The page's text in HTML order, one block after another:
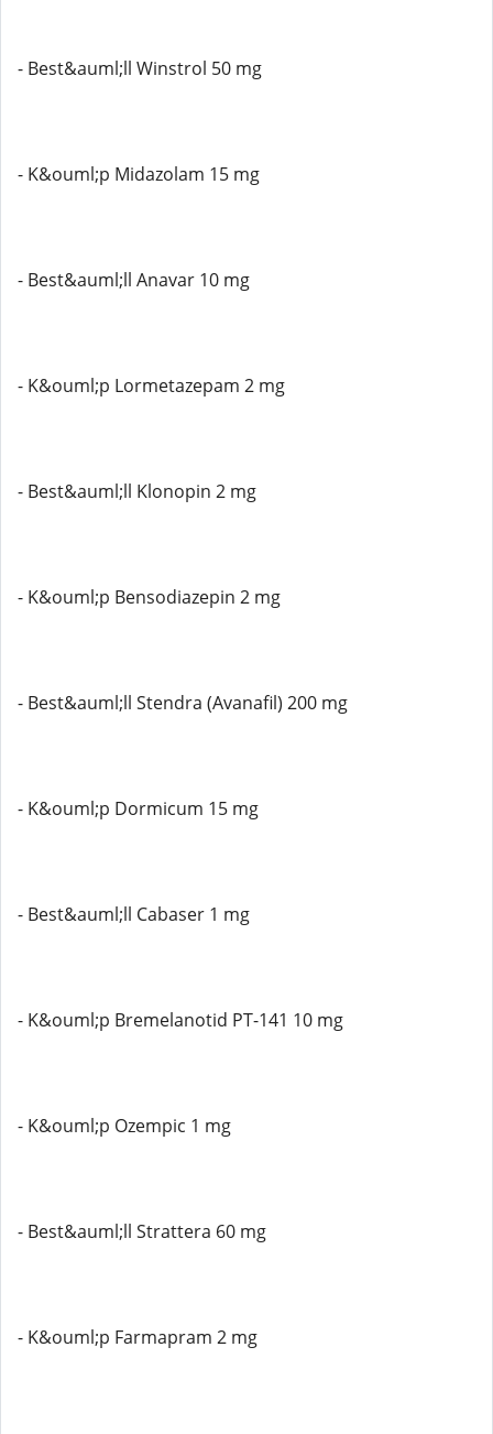
- Best&auml;ll Winstrol 50 mg
- K&ouml;p Midazolam 15 mg
- Best&auml;ll Anavar 10 mg
- K&ouml;p Lormetazepam 2 mg
- Best&auml;ll Klonopin 2 mg
- K&ouml;p Bensodiazepin 2 mg
- Best&auml;ll Stendra (Avanafil) 200 mg
- K&ouml;p Dormicum 15 mg
- Best&auml;ll Cabaser 1 mg
- K&ouml;p Bremelanotid PT-141 10 mg
- K&ouml;p Ozempic 1 mg
- Best&auml;ll Strattera 60 mg
- K&ouml;p Farmapram 2 mg